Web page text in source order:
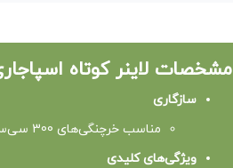
مشخصات لاینر کوتاه اسپاجاری
سازگاری
مناسب خرچنگی‌های 300 سی‌سی و 200 سی‌سی وستفالیا
ویژگی‌های کلیدی